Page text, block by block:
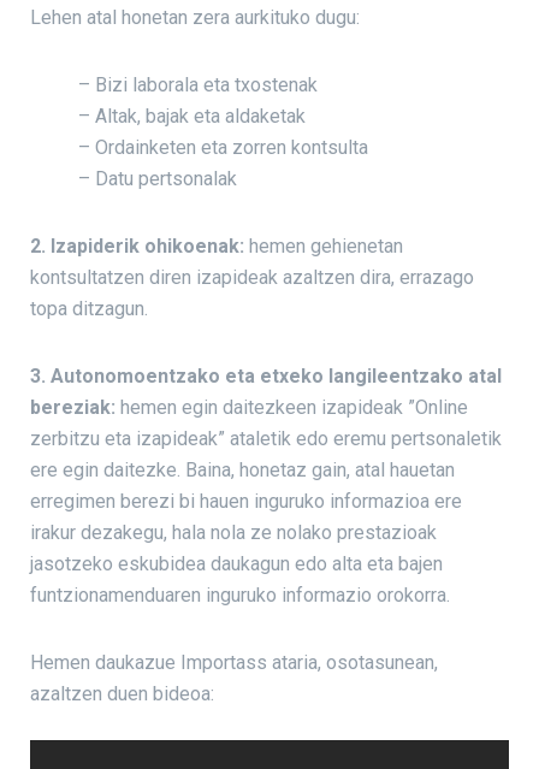
Lehen atal honetan zera aurkituko dugu:
– Bizi laborala eta txostenak
– Altak, bajak eta aldaketak
– Ordainketen eta zorren kontsulta
– Datu pertsonalak
2. Izapiderik ohikoenak: hemen gehienetan
kontsultatzen diren izapideak azaltzen dira, errazago
topa ditzagun.
3. Autonomoentzako eta etxeko langileentzako atal
bereziak: hemen egin daitezkeen izapideak ”Online
zerbitzu eta izapideak” ataletik edo eremu pertsonaletik
ere egin daitezke. Baina, honetaz gain, atal hauetan
erregimen berezi bi hauen inguruko informazioa ere
irakur dezakegu, hala nola ze nolako prestazioak
jasotzeko eskubidea daukagun edo alta eta bajen
funtzionamenduaren inguruko informazio orokorra.
Hemen daukazue Importass ataria, osotasunean,
azaltzen duen bideoa: